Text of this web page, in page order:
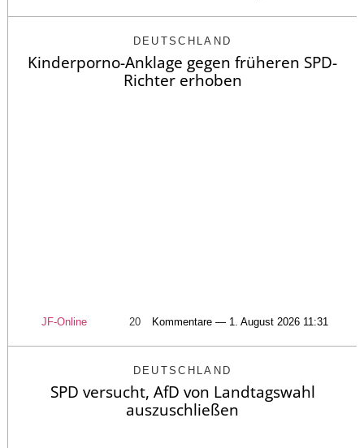
DEUTSCHLAND
Kinderporno-Anklage gegen früheren SPD-
Richter erhoben
JF-Online 20 Kommentare — 1. August 2026 11:31
DEUTSCHLAND
SPD versucht, AfD von Landtagswahl
auszuschließen